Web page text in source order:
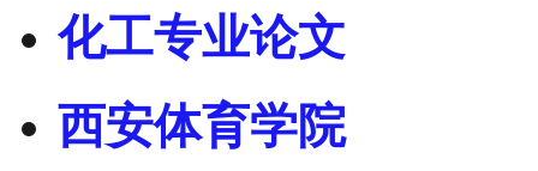
化工专业论文
西安体育学院